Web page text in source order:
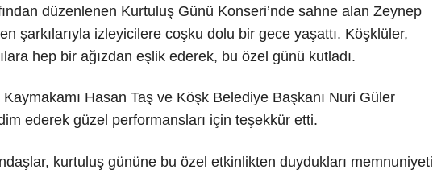
düzenlenen Kurtuluş Günü Konseri’nde sahne alan Zeynep
şarkılarıyla izleyicilere coşku dolu bir gece yaşattı. Köşklüler,
hep bir ağızdan eşlik ederek, bu özel günü kutladı.
Hasan Taş ve Köşk Belediye Başkanı Nuri Güler
ederek güzel performansları için teşekkür etti.
kurtuluş gününe bu özel etkinlikten duydukları memnuniyeti